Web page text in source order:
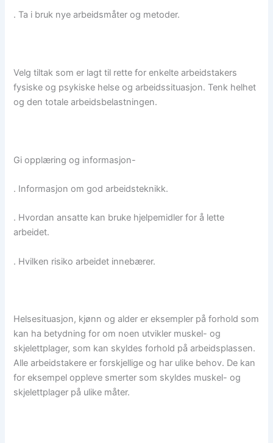
. Ta i bruk nye arbeidsmåter og metoder.
Velg tiltak som er lagt til rette for enkelte arbeidstakers
fysiske og psykiske helse og arbeidssituasjon. Tenk helhet
og den totale arbeidsbelastningen.
Gi opplæring og informasjon-
. Informasjon om god arbeidsteknikk.
. Hvordan ansatte kan bruke hjelpemidler for å lette
arbeidet.
. Hvilken risiko arbeidet innebærer.
Helsesituasjon, kjønn og alder er eksempler på forhold som
kan ha betydning for om noen utvikler muskel- og
skjelettplager, som kan skyldes forhold på arbeidsplassen.
Alle arbeidstakere er forskjellige og har ulike behov. De kan
for eksempel oppleve smerter som skyldes muskel- og
skjelettplager på ulike måter.